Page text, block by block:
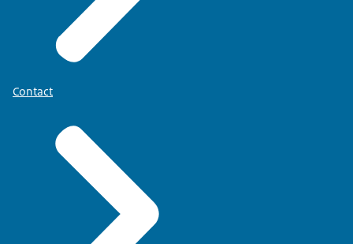
Contact